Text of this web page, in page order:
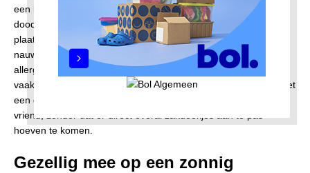
een beetje toonbaar te houden. Een groot voordeel van veel
doodles is hun bijzondere vachtstructuur. Omdat ze haren in
plaats van een typische hondenvacht hebben, verharen ze
nauwelijks tot niet. Hoewel geen enkele hond honderd procent
allergievrij is, reageren mensen met milde hondenallergieën
vaak wél heel goed op deze rassen. Je kunt je kinderen dus met
een gerust hart heerlijk laten knuffelen met hun harige beste
vriend, zonder dat er direct overal zakdoekjes aan te pas
hoeven te komen.
Gezellig mee op een zonnig